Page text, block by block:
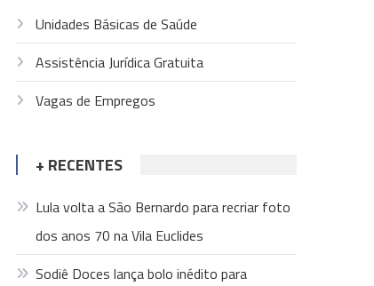
Unidades Básicas de Saúde
Assistência Jurídica Gratuita
Vagas de Empregos
+ RECENTES
Lula volta a São Bernardo para recriar foto
dos anos 70 na Vila Euclides
Sodiê Doces lança bolo inédito para